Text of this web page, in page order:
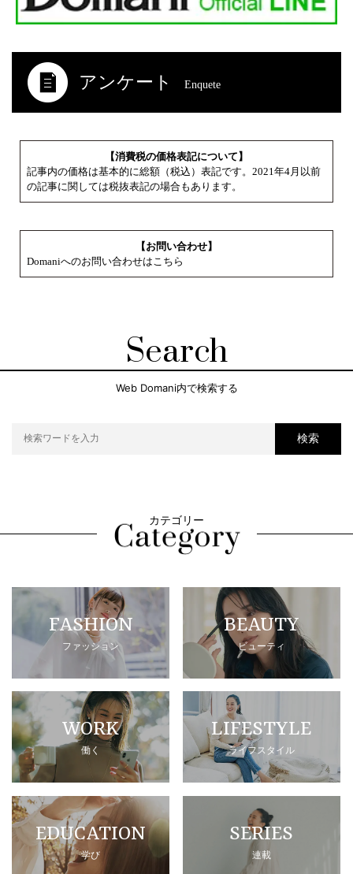
アンケート Enquete
【消費税の価格表記について】
記事内の価格は基本的に総額（税込）表記です。2021年4月以前
の記事に関しては税抜表記の場合もあります。
【お問い合わせ】
Domaniへのお問い合わせはこちら
Search
Web Domani内で検索する
検索
カテゴリー
FASHION
ファッション
BEAUTY
ビューティ
WORK
働く
LIFESTYLE
ライフスタイル
EDUCATION
学び
SERIES
連載